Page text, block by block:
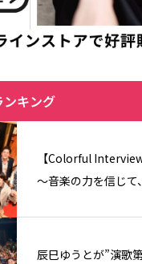
ンキング
【Colorful
〜音楽の力を信じて
辰巳ゆうとが”演歌